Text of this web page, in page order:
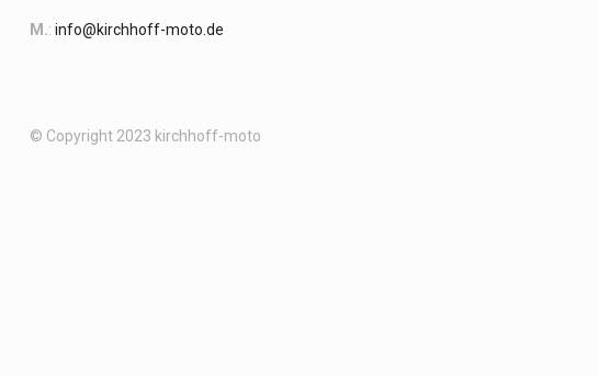
M.: info@kirchhoff-moto.de
© Copyright 2023 kirchhoff-moto